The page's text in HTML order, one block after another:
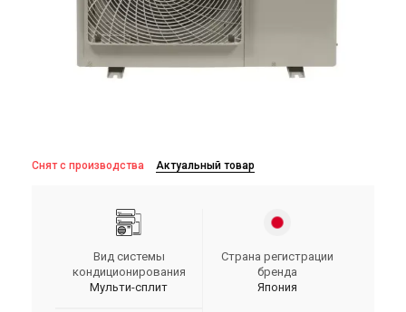
Снят с производства Актуальный товар
Вид системы
кондиционирования
Мульти-сплит
Страна регистрации
бренда
Япония